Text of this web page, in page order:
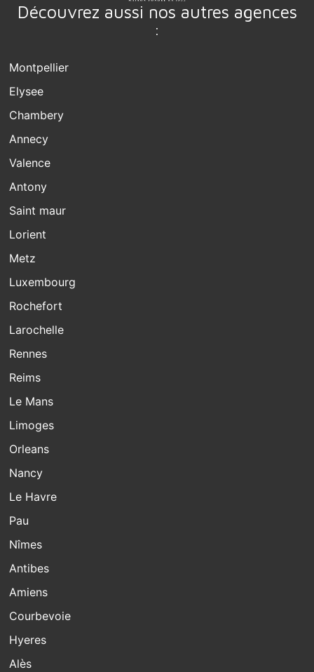
Découvrez aussi nos autres agences
:
Montpellier
Elysee
Chambery
Annecy
Valence
Antony
Saint maur
Lorient
Metz
Luxembourg
Rochefort
Larochelle
Rennes
Reims
Le Mans
Limoges
Orleans
Nancy
Le Havre
Pau
Nîmes
Antibes
Amiens
Courbevoie
Hyeres
Alès